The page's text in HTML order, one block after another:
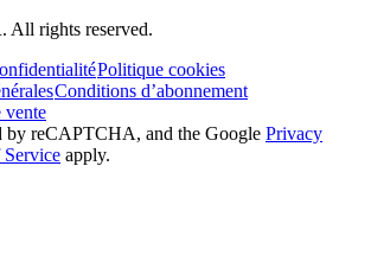
All rights reserved.
Politique cookies
Conditions d’abonnement
vente
by reCAPTCHA, and the Google Privacy
Service apply.